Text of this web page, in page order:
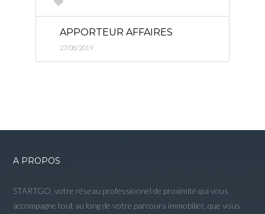
APPORTEUR AFFAIRES
27/08/2019
A PROPOS
STARTGO, votre réseau professionnel de proximité qui vous
accompagne tout au long de votre parcours immobilier, que vous